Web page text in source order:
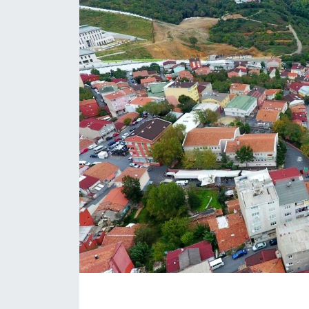
KÖŞE YAZILARI
KÖŞE YAZILARI (Arşiv)
KÜLTÜR SANAT
MAGAZİN
RÖPORTAJ
SAĞLIK
SARIYER HABERLERİ
SARIYER İMAR BARIŞI